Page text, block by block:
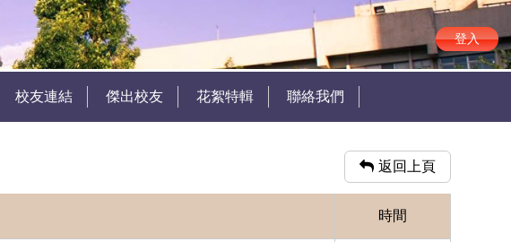
登入
校友連結 傑出校友 花絮特輯 聯絡我們
返回上頁
時間